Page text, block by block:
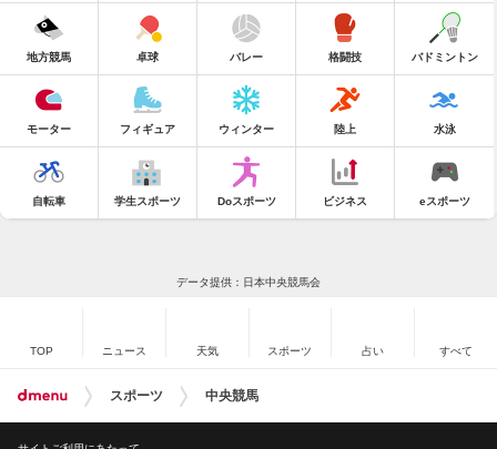
地方競馬 卓球 バレー 格闘技 バドミントン
モーター フィギュア ウィンター 陸上 水泳
自転車 学生スポーツ Doスポーツ ビジネス eスポーツ
データ提供：日本中央競馬会
TOP ニュース 天気 スポーツ 占い すべて
スポーツ 中央競馬